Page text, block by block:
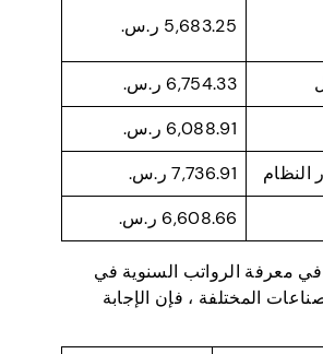
5,683.25 ر.س.
6,754.33 ر.س.
6,088.91 ر.س.
النظام
7,736.91 ر.س.
6,608.66 ر.س.
معرفة الرواتب السنوية في
المختلفة ، فإن الإجابة